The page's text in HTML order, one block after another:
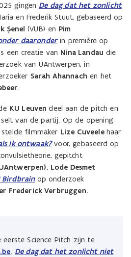
gingen De dag dat het zonlicht
en Frederik Stuut, gebaseerd op
Şenel (VUB) en Pim
daaronderin première op
een creatie van Nina Landau die
van UAntwerpen, in
Sarah Ahannach en het
.
KU Leuvendeel aan de pitch en
van de partij. Op de opening
stelde filmmaker Lize Cuveele haar
ik ontwaak?voor, gebaseerd op
gepitcht
. Lode Desmet
Birdbrain op onderzoek
Frederick Verbruggen.
Science Pitch zijn te
. De dag dat het zonlicht niet